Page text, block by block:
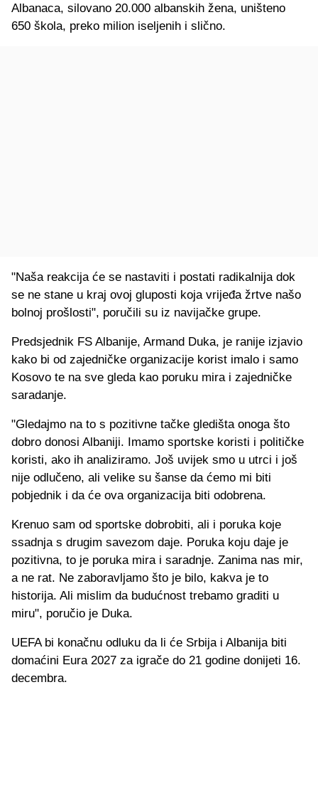
Albanaca, silovano 20.000 albanskih žena, uništeno
650 škola, preko milion iseljenih i slično.
"Naša reakcija će se nastaviti i postati radikalnija dok
se ne stane u kraj ovoj gluposti koja vrijeđa žrtve našo
bolnoj prošlosti", poručili su iz navijačke grupe.
Predsjednik FS Albanije, Armand Duka, je ranije izjavio
kako bi od zajedničke organizacije korist imalo i samo
Kosovo te na sve gleda kao poruku mira i zajedničke
saradanje.
"Gledajmo na to s pozitivne tačke gledišta onoga što
dobro donosi Albaniji. Imamo sportske koristi i političke
koristi, ako ih analiziramo. Još uvijek smo u utrci i još
nije odlučeno, ali velike su šanse da ćemo mi biti
pobjednik i da će ova organizacija biti odobrena.
Krenuo sam od sportske dobrobiti, ali i poruka koje
ssadnja s drugim savezom daje. Poruka koju daje je
pozitivna, to je poruka mira i saradnje. Zanima nas mir,
a ne rat. Ne zaboravljamo što je bilo, kakva je to
historija. Ali mislim da budućnost trebamo graditi u
miru", poručio je Duka.
UEFA bi konačnu odluku da li će Srbija i Albanija biti
domaćini Eura 2027 za igrače do 21 godine donijeti 16.
decembra.